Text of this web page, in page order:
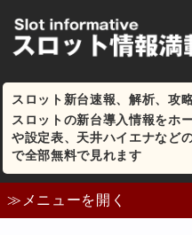
スロット新台速報、解析、攻
スロットの新台導入情報をホ
や設定表、天井ハイエナなど
で全部無料で見れます
≫メニューを開く